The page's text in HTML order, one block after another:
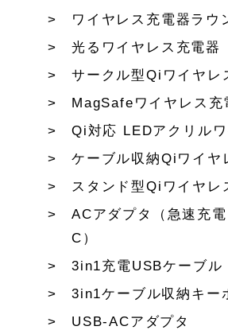
ワイヤレス充電器ラウ
光るワイヤレス充電器
サークル型Qiワイヤレ
MagSafeワイヤレス充
Qi対応 LEDアクリル
ケーブル収納Qiワイヤ
スタンド型Qiワイヤレ
ACアダプタ（急速充
C）
3in1充電USBケーブル
3in1ケーブル収納キー
USB-ACアダプタ